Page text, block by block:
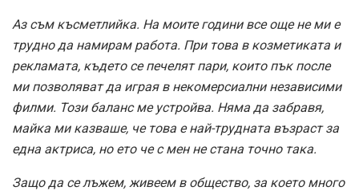
Аз съм късметлийка. На моите години все още не ми е
трудно да намирам работа. При това в козметиката и
рекламата, където се печелят пари, които пък после
ми позволяват да играя в некомерсиални независими
филми. Този баланс ме устройва. Няма да забравя,
майка ми казваше, че това е най-трудната възраст за
една актриса, но ето че с мен не стана точно така.
Защо да се лъжем, живеем в общество, за което много